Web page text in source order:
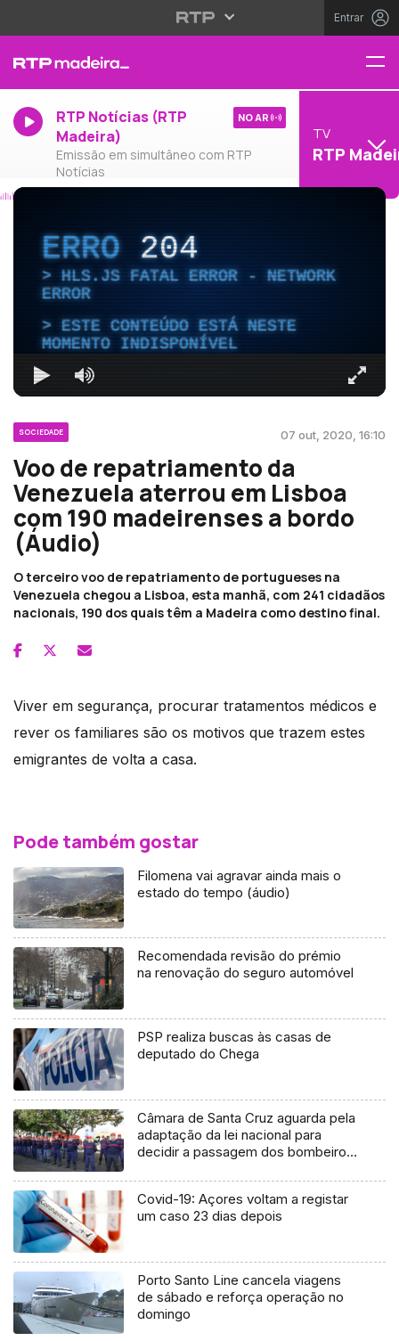
Entrar
RTP Notícias (RTP
Madeira)
Emissão em simultâneo com RTP
Notícias
NO AR
TV
RTP
ERRO204
HLS.JS FATAL ERROR - NETWORK
ERROR
ESTE CONTEÚDO ESTÁ NESTE
MOMENTO INDISPONÍVEL
SOCIEDADE 07 out, 2020, 16:10
Voo de repatriamento da
Venezuela aterrou em Lisboa
com 190 madeirenses a bordo
(Áudio)
O terceiro voo de repatriamento de portugueses na
Venezuela chegou a Lisboa, esta manhã, com 241 cidadãos
nacionais, 190 dos quais têm a Madeira como destino final.
Viver em segurança, procurar tratamentos médicos e
rever os familiares são os motivos que trazem estes
emigrantes de volta a casa.
Pode também gostar
Filomena vai agravar ainda mais o
estado do tempo (áudio)
Recomendada revisão do prémio
na renovação do seguro automóvel
PSP realiza buscas às casas de
deputado do Chega
Câmara de Santa Cruz aguarda pela
adaptação da lei nacional para
decidir a passagem dos bombeiros
Covid-19: Açores voltam a registar
um caso 23 dias depois
Porto Santo Line cancela viagens
de sábado e reforça operação no
domingo